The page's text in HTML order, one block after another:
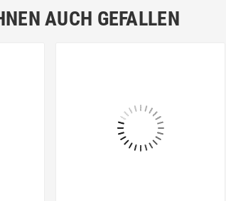
AUCH GEFALLEN